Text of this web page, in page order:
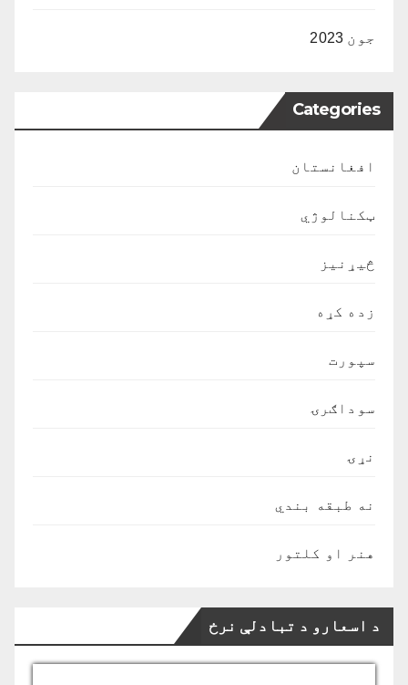
جون 2023
Categories
افغانستان
ټکنالوژي
څیړنیز
زده کړه
سپورت
سوداګرۍ
نړۍ
نه طبقه بندي
هنر او کلتور
د اسعارو د تبادلې نرخ